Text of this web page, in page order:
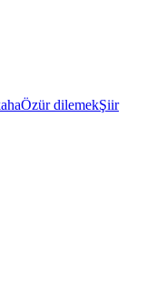
Özür dilemekŞiir